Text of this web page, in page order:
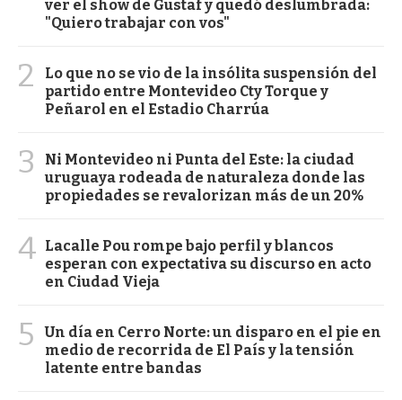
ver el show de Gustaf y quedó deslumbrada:
"Quiero trabajar con vos"
2
Lo que no se vio de la insólita suspensión del
partido entre Montevideo Cty Torque y
Peñarol en el Estadio Charrúa
3
Ni Montevideo ni Punta del Este: la ciudad
uruguaya rodeada de naturaleza donde las
propiedades se revalorizan más de un 20%
4 Lacalle Pou rompe bajo perfil y blancos
esperan con expectativa su discurso en acto
en Ciudad Vieja
5
Un día en Cerro Norte: un disparo en el pie en
medio de recorrida de El País y la tensión
latente entre bandas